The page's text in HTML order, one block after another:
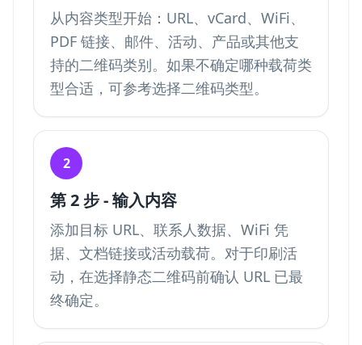
从内容类型开始：URL、vCard、WiFi、
PDF 链接、邮件、活动、产品或其他支
持的二维码类别。如果不确定哪种载荷类
型合适，可参考选择二维码类型。
2
第 2 步 - 输入内容
添加目标 URL、联系人数据、WiFi 凭
据、文档链接或活动载荷。对于印刷活
动，在选择静态二维码前确认 URL 已最
终确定。